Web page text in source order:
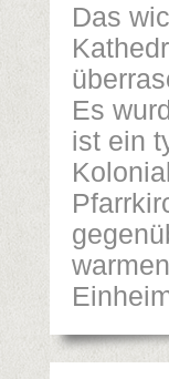
Das
Es
ist ein